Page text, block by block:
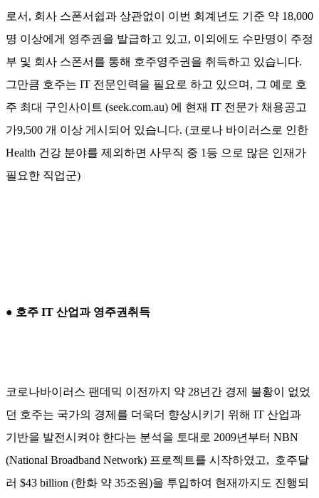
로서, 회사 스폰서쉽과 상관없이 이번 회계년도 기준 약 18,000
명 이상에게 영주권을 발급하고 있고, 이외에도 수만명이 주정
부 및 회사 스폰서를 통해 호주영주권을 취득하고 있습니다.
그만큼 호주는 IT 전문인력을 필요로 하고 있으며, 그 예로 호
주 최대 구인사이트 (seek.com.au) 에 현재 IT 전문가 채용공고
가9,500 개 이상 게시되어 있습니다. (코로나 바이러스로 인한
Health 건강 분야를 제외하면 사무직 중 1등 으로 많은 인재가
필요한 직업군)
● 호주 IT 산업과 영주권취득
코로나바이러스 팬데믹 이전까지 약 28년간 경제 불황이 없었
던 호주는 국가의 경제를 더욱더 향상시키기 위해 IT 산업과
기반을 발전시켜야 한다는 분석을 토대로 2009년부터 NBN
(National Broadband Network) 프로젝트를 시작하였고, 호주달
러 $43 billion (한화 약 35조원)을 투입하여 현재까지도 진행되